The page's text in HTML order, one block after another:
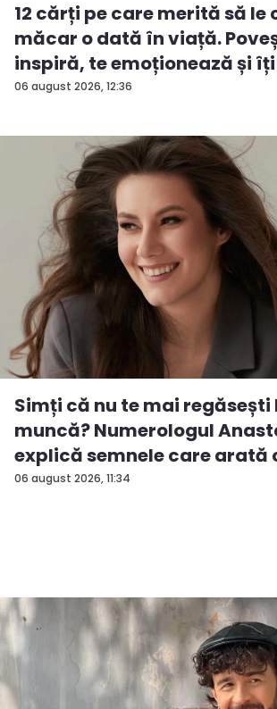
06 august 2026, 12:36
12 cărți pe care merită să le
măcar o dată în viață.
inspiră, te emoționează și
06 august 2026, 11:34
Simți că nu te mai regăsești
muncă? Numerologul
explică semnele care arată